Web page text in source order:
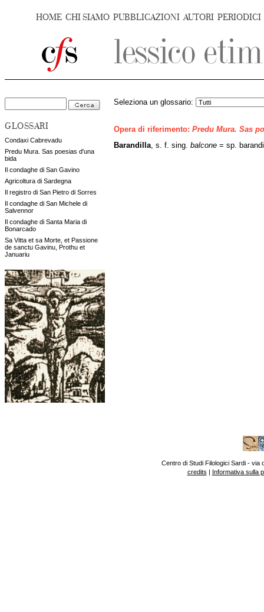
HOME CHI SIAMO PUBBLICAZIONI AUTORI PERIODICI
GLOSSARI
Condaxi Cabrevadu
Predu Mura. Sas poesias d'una
bida
Il condaghe di San Gavino
Agricoltura di Sardegna
Il registro di San Pietro di Sorres
Il condaghe di San Michele di
Salvennor
Il condaghe di Santa Maria di
Bonarcado
Sa Vitta et sa Morte, et Passione
de sanctu Gavinu, Prothu et
Januariu
Seleziona un glossario:
Opera di riferimento: Predu Mura. Sas
Barandilla , s. f. sing. balcone = sp.
Centro di Studi Filologici Sardi - via
credits | Informativa sulla